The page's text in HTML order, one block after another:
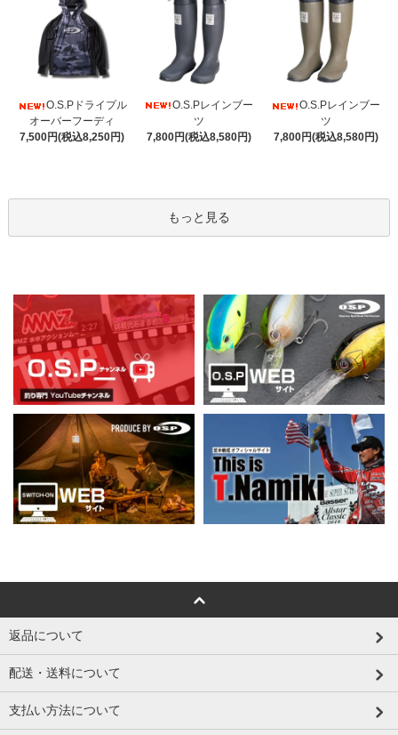
O.S.Pドライプル
オーバーフーディ
7,500円(税込8,250円)
O.S.Pレインブー
ツ
7,800円(税込8,580円)
O.S.Pレインブー
ツ
7,800円(税込8,580円)
もっと見る
返品について
配送・送料について
支払い方法について